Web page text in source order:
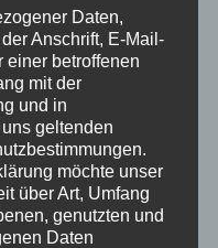
Daten,
Anschrift, E-Mail-
einer betroffenen
mit der
und in
geltenden
möchte unser
über Art, Umfang
genutzten und
Daten